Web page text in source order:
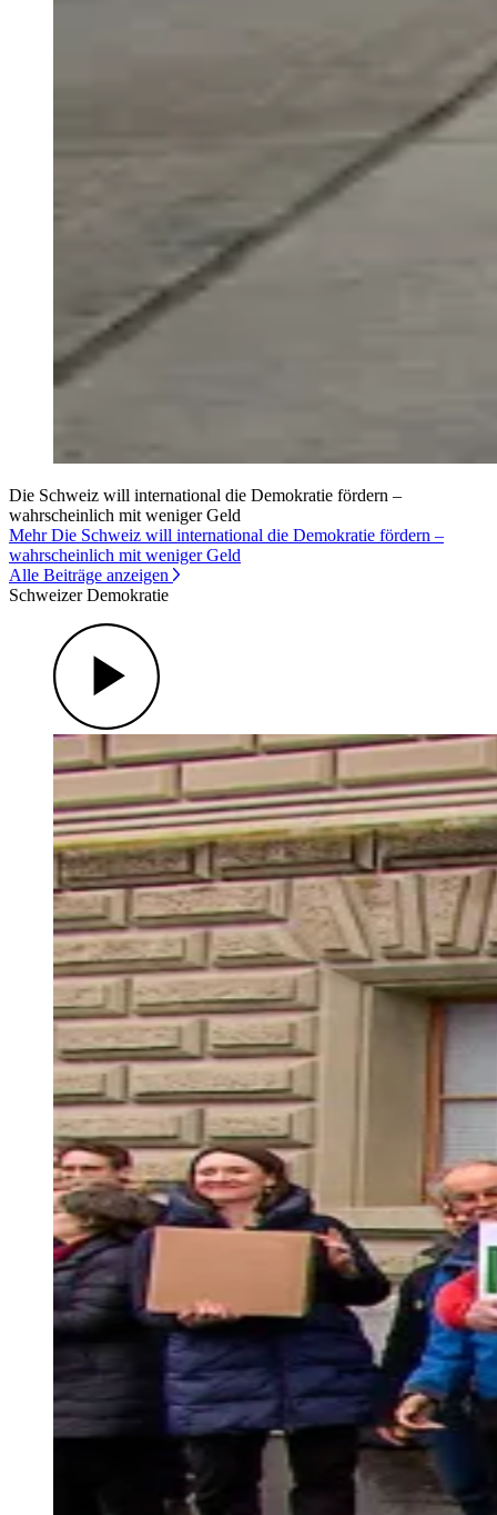
Die Schweiz will international die Demokratie fördern –
wahrscheinlich mit weniger Geld
Mehr Die Schweiz will international die Demokratie fördern –
wahrscheinlich mit weniger Geld
Alle Beiträge anzeigen
Schweizer Demokratie